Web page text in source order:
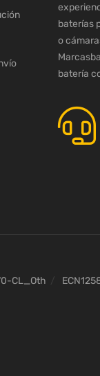
baterías
o
batería
CL_Oth